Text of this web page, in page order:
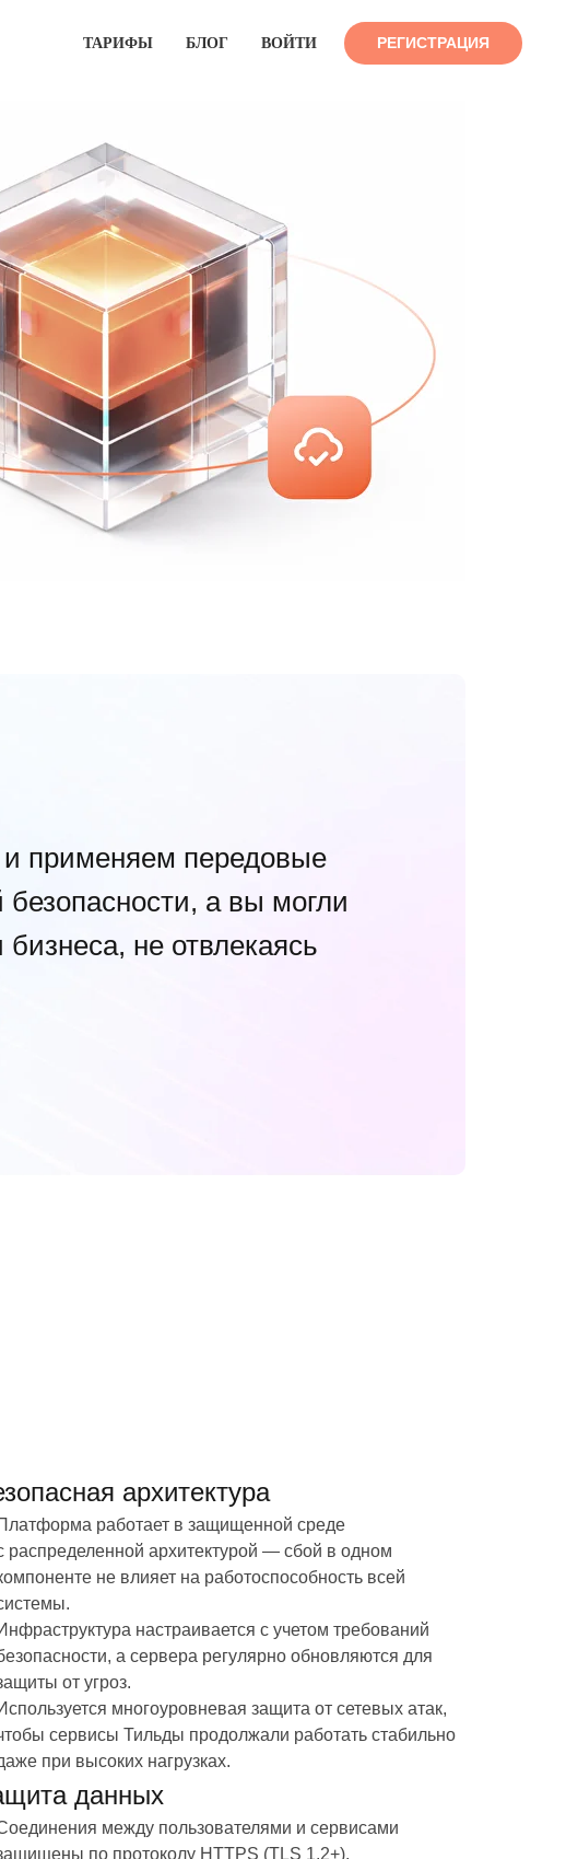
ТАРИФЫ БЛОГ ВОЙТИ РЕГИСТРАЦИЯ
применяем передовые
а вы могли
не отвлекаясь
архитектура
работает в защищенной среде
распределенной архитектурой — сбой в одном
не влияет на работоспособность всей
настраивается с учетом требований
а сервера регулярно обновляются для
от угроз.
многоуровневая защита от сетевых атак,
сервисы Тильды продолжали работать стабильно
при высоких нагрузках.
данных
между пользователями и сервисами
по протоколу HTTPS (TLS 1.2+).